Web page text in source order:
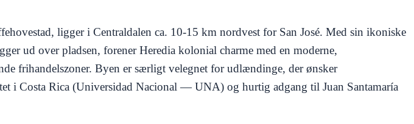
ligger i Centraldalen ca. 10-15 km nordvest for San José. Med sin ikoniske
ud over pladsen, forener Heredia kolonial charme med en moderne,
frihandelszoner. Byen er særligt velegnet for udlændinge, der ønsker
i Costa Rica (Universidad Nacional — UNA) og hurtig adgang til Juan Santamaría